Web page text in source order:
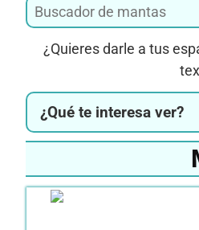
¿Quieres darle a tus
¿Qué te interesa ver?